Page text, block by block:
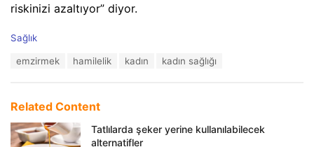
riskinizi azaltıyor” diyor.
C
o
r
i
e
Sağlık
:
emzirmek hamilelik kadın kadın sağlığı
Related Content
Tatlılarda şeker yerine kullanılabilecek
alternatifler